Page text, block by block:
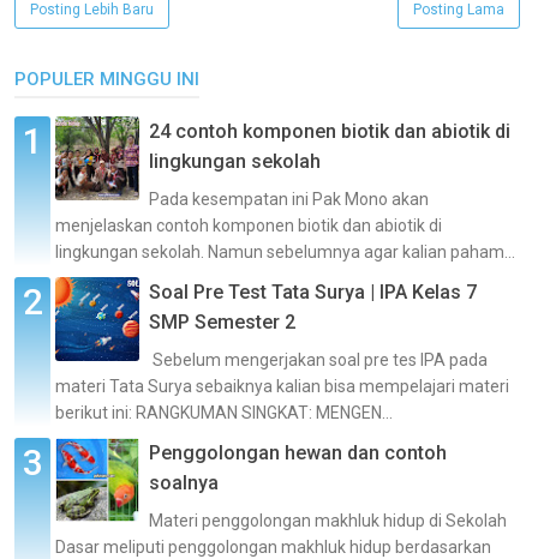
Posting Lebih Baru Posting Lama
POPULER MINGGU INI
24 contoh komponen biotik dan abiotik di
lingkungan sekolah
Pada kesempatan ini Pak Mono akan
menjelaskan contoh komponen biotik dan abiotik di
lingkungan sekolah. Namun sebelumnya agar kalian paham...
Soal Pre Test Tata Surya | IPA Kelas 7
SMP Semester 2
Sebelum mengerjakan soal pre tes IPA pada
materi Tata Surya sebaiknya kalian bisa mempelajari materi
berikut ini: RANGKUMAN SINGKAT: MENGEN...
Penggolongan hewan dan contoh
soalnya
Materi penggolongan makhluk hidup di Sekolah
Dasar meliputi penggolongan makhluk hidup berdasarkan